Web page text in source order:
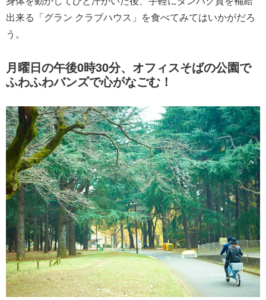
出来る「グラン クラブハウス」を食べてみてはいかがだろ
う。
月曜日の午後0時30分、オフィスそばの公園で
ふわふわバンズで心がなごむ！